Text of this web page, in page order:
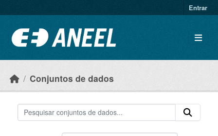
Entrar
Conjuntos de dados